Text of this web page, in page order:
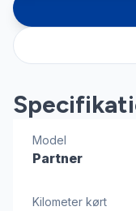
Model
Partner
Kilometer kørt